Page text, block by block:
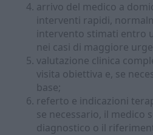
arrivo del medico a
interventi rapidi,
intervento stimati entro
nei casi di maggiore
valutazione clinica
visita obiettiva e, se
base;
referto e indicazioni
se necessario, il medico
diagnostico o il